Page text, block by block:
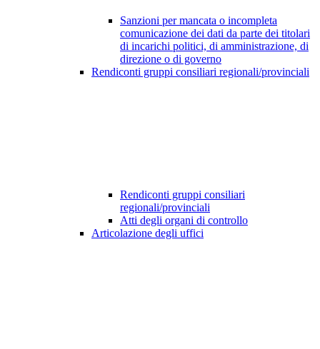
Sanzioni per mancata o incompleta
comunicazione dei dati da parte dei titolari
di incarichi politici, di amministrazione, di
direzione o di governo
Rendiconti gruppi consiliari regionali/provinciali
Rendiconti gruppi consiliari
regionali/provinciali
Atti degli organi di controllo
Articolazione degli uffici